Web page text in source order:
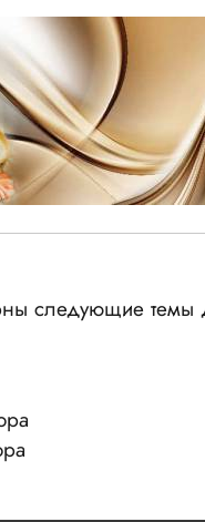
следующие темы